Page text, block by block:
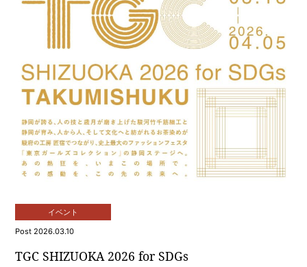
イベント
Post 2026.03.10
TGC SHIZUOKA 2026 for SDGs